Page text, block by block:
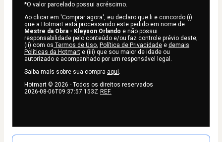
*O valor parcelado possui acréscimo.
Ao clicar em 'Comprar agora', eu declaro que li e concordo (i)
que a Hotmart está processando este pedido em nome de
Mestre da Obra - Kleyson Orlando e não possui
responsabilidade pelo conteúdo e/ou faz controle prévio deste;
(ii) com os Termos de Uso, Política de Privacidade e demais
Políticas da Hotmart e (iii) que sou maior de idade ou
autorizado e acompanhado por um responsável legal.
Saiba mais sobre sua compra aqui.
Hotmart © 2026 - Todos os direitos reservados
2026-08-06T09:37:57.153Z REF.